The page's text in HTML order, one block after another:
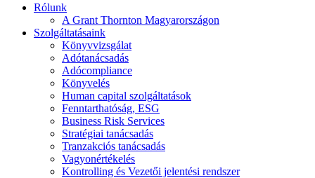
Rólunk
A Grant Thornton Magyarországon
Szolgáltatásaink
Könyvvizsgálat
Adótanácsadás
Adócompliance
Könyvelés
Human capital szolgáltatások
Fenntarthatóság, ESG
Business Risk Services
Stratégiai tanácsadás
Tranzakciós tanácsadás
Vagyonértékelés
Kontrolling és Vezetői jelentési rendszer